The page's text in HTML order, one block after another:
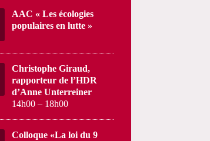
AAC « Les écologies
populaires en lutte »
Christophe Giraud,
rapporteur de l’HDR
d’Anne Unterreiner
14h00 – 18h00
Colloque «La loi du 9